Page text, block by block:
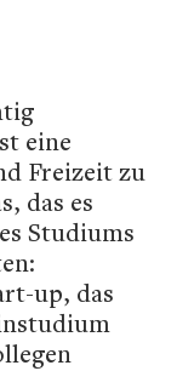
eine
Freizeit zu
das es
Studiums
up, das